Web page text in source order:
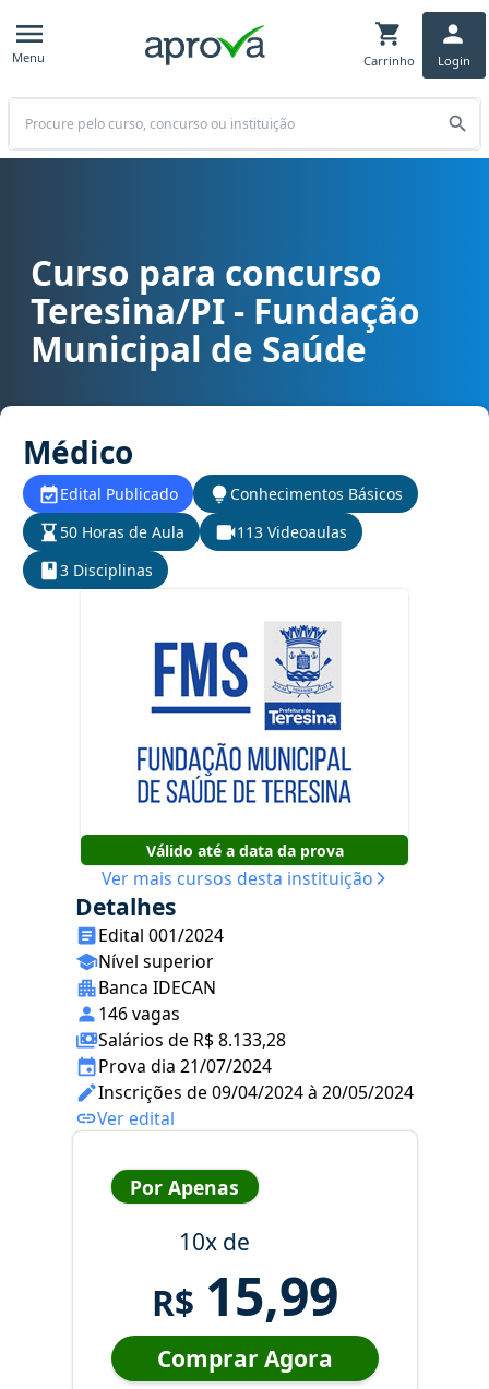
Menu Carrinho Login
Buscar
Curso para concurso FMS - Teresina/PI - Fundação Municipal de
Curso para concurso
Teresina/PI - Fundação
Municipal de Saúde
Médico
Edital Publicado
Conhecimentos Básicos
50 Horas de Aula
113 Videoaulas
3 Disciplinas
Válido até a data da prova
Ver mais cursos desta instituição
Detalhes
Edital 001/2024
Nível superior
Banca IDECAN
146 vagas
Salários de R$ 8.133,28
Prova dia 21/07/2024
Inscrições de 09/04/2024 à 20/05/2024
Ver edital
Por Apenas
10x de
R$ 15,99
Comprar Agora